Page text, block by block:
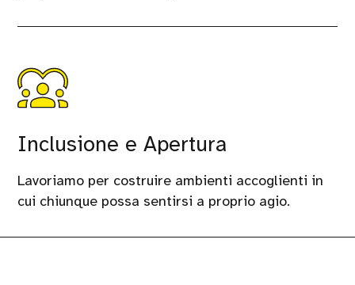
Inclusione e Apertura
Lavoriamo per costruire ambienti accoglienti in
cui chiunque possa sentirsi a proprio agio.